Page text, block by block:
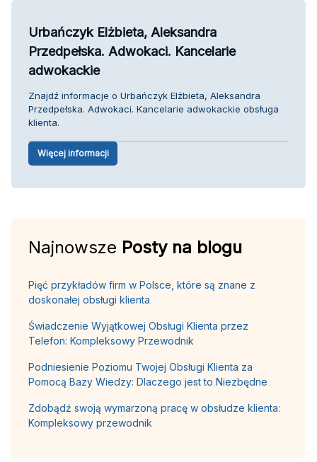
Urbańczyk Elżbieta, Aleksandra
Przedpełska. Adwokaci. Kancelarie
adwokackie
Znajdź informacje o Urbańczyk Elżbieta, Aleksandra
Przedpełska. Adwokaci. Kancelarie adwokackie obsługa
klienta.
Więcej informacji
Najnowsze Posty na blogu
Pięć przykładów firm w Polsce, które są znane z
doskonałej obsługi klienta
Świadczenie Wyjątkowej Obsługi Klienta przez
Telefon: Kompleksowy Przewodnik
Podniesienie Poziomu Twojej Obsługi Klienta za
Pomocą Bazy Wiedzy: Dlaczego jest to Niezbędne
Zdobądź swoją wymarzoną pracę w obsłudze klienta:
Kompleksowy przewodnik